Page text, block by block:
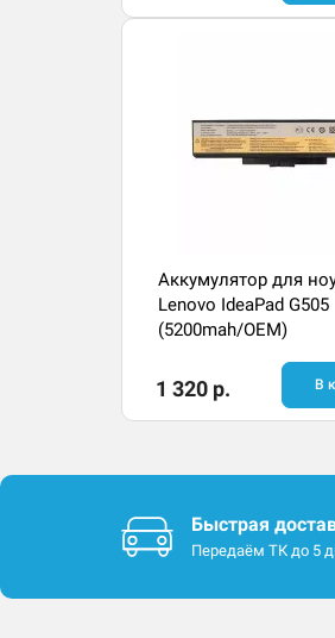
Аккумулятор для
Lenovo IdeaPad G505
(5200mah/OEM)
1 320 р. В
Быстрая
Передаём ТК до 5